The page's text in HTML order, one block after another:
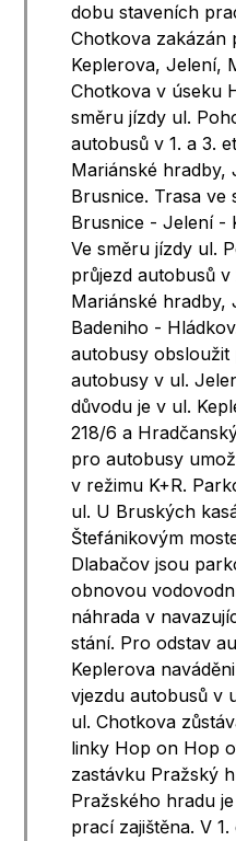
dobu staveních
Chotkova zakázán
Keplerova, Jelení,
Chotkova v úseku
směru jízdy ul.
autobusů v 1. a 3.
Mariánské hradby,
Brusnice. Trasa ve
Brusnice - Jelení -
Ve směru jízdy ul.
průjezd autobusů
Mariánské hradby,
Badeniho -
autobusy
autobusy v ul.
důvodu je v ul.
218/6 a
pro autobusy
v režimu K+R.
ul. U Bruských
Štefánikovým
Dlabačov jsou
obnovou
náhrada v
stání. Pro odstav
Keplerova
vjezdu autobusů v
ul. Chotkova
linky Hop on Hop
zastávku Pražský
Pražského hradu
prací zajištěna. V